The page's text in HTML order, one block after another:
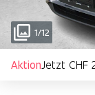
1/12
AktionJetzt CHF